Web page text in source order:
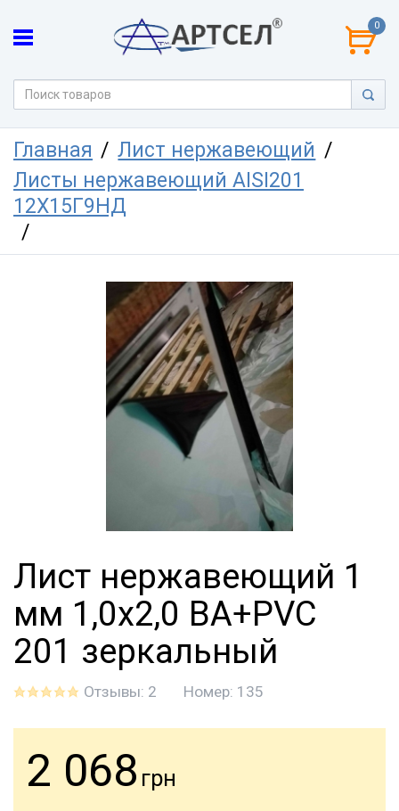
0
Главная
Лист нержавеющий
Листы нержавеющий AISI201
12Х15Г9НД
Лист нержавеющий 1
мм 1,0х2,0 BA+PVC
201 зеркальный
Отзывы: 2 Номер: 135
2 068 грн